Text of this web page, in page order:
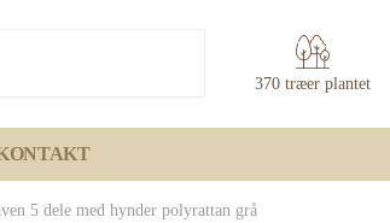
370 træer plantet
5 dele med hynder polyrattan grå